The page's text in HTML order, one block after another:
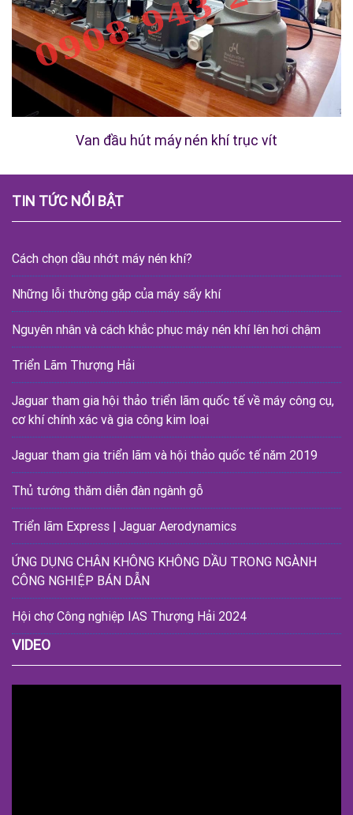
Van đầu hút máy nén khí trục vít
TIN TỨC NỔI BẬT
Cách chọn dầu nhớt máy nén khí?
Những lỗi thường gặp của máy sấy khí
Nguyên nhân và cách khắc phục máy nén khí lên hơi chậm
Triển Lãm Thượng Hải
Jaguar tham gia hội thảo triển lãm quốc tế về máy công cụ,
cơ khí chính xác và gia công kim loại
Jaguar tham gia triển lãm và hội thảo quốc tế năm 2019
Thủ tướng thăm diễn đàn ngành gỗ
Triển lãm Express | Jaguar Aerodynamics
ỨNG DỤNG CHÂN KHÔNG KHÔNG DẦU TRONG NGÀNH
CÔNG NGHIỆP BÁN DẪN
Hội chợ Công nghiệp IAS Thượng Hải 2024
VIDEO